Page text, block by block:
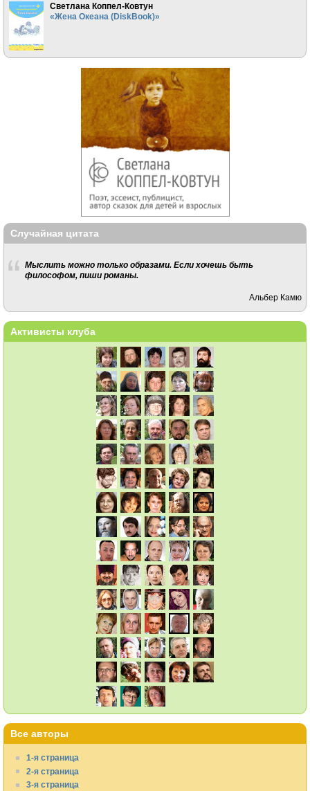
Светлана Коппел-Ковтун
«Жена Океана (DiskBook)»
Случайная цитата
Мыслить можно только образами. Если хочешь быть
философом, пиши романы.
Альбер Камю
Активисты клуба
Все авторы
1-я страница
2-я страница
3-я страница